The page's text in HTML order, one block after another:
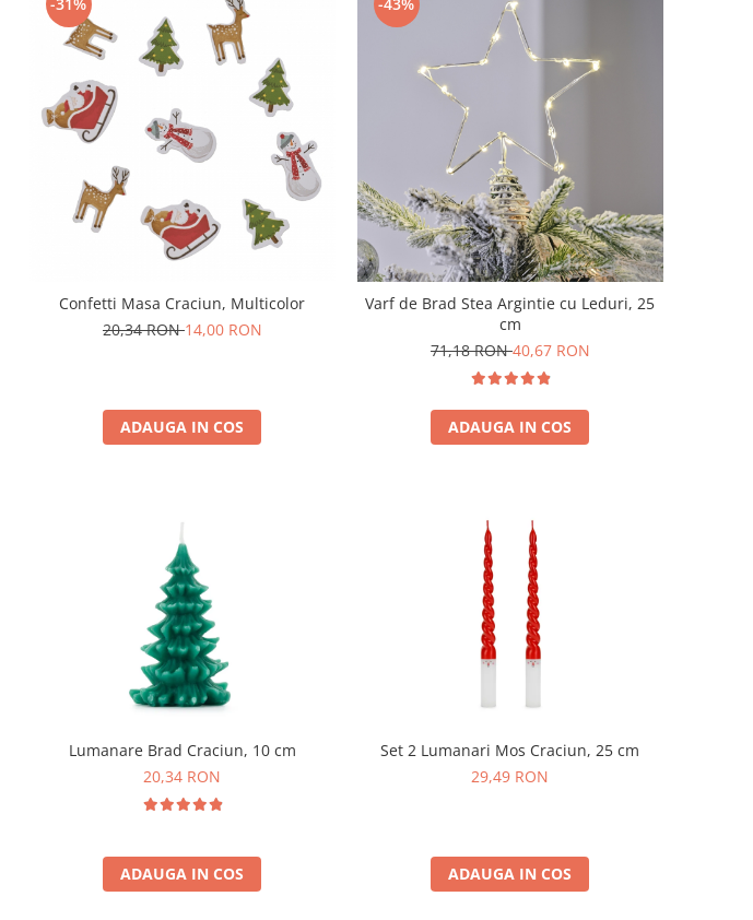
Confetti Masa Craciun, Multicolor
20,34 RON14,00 RON
ADAUGA IN COS
Varf de Brad Stea Argintie cu Leduri, 25
cm
71,18 RON40,67 RON
ADAUGA IN COS
Lumanare Brad Craciun, 10 cm
20,34 RON
ADAUGA IN COS
Set 2 Lumanari Mos Craciun, 25 cm
29,49 RON
ADAUGA IN COS